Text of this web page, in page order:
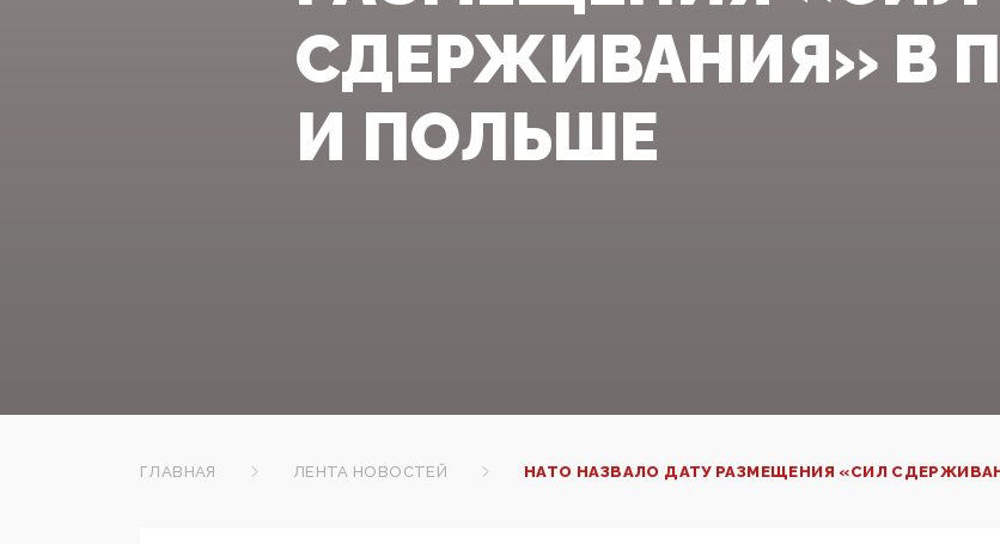
СДЕРЖИВАНИЯ» В
И ПОЛЬШЕ
ГЛАВНАЯ ЛЕНТА НОВОСТЕЙ НАТО НАЗВАЛО ДАТУ РАЗМЕЩЕНИЯ «СИЛ